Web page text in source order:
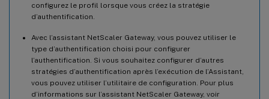
configurez le profil lorsque vous créez la stratégie
d’authentification.
Avec l’assistant NetScaler Gateway, vous pouvez utiliser le
type d’authentification choisi pour configurer
l’authentification. Si vous souhaitez configurer d’autres
stratégies d’authentification après l’exécution de l’Assistant,
vous pouvez utiliser l’utilitaire de configuration. Pour plus
d’informations sur l’assistant NetScaler Gateway, voir